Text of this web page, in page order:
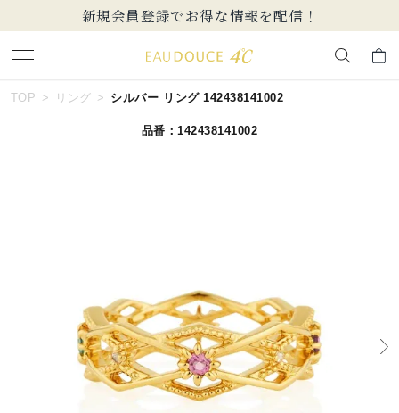
新規会員登録でお得な情報を配信！
キーワードで検索する
EAU DOUCE４℃
カテゴリー すべてのジュエリー
TOP リング シルバー リング 142438141002
品番：142438141002